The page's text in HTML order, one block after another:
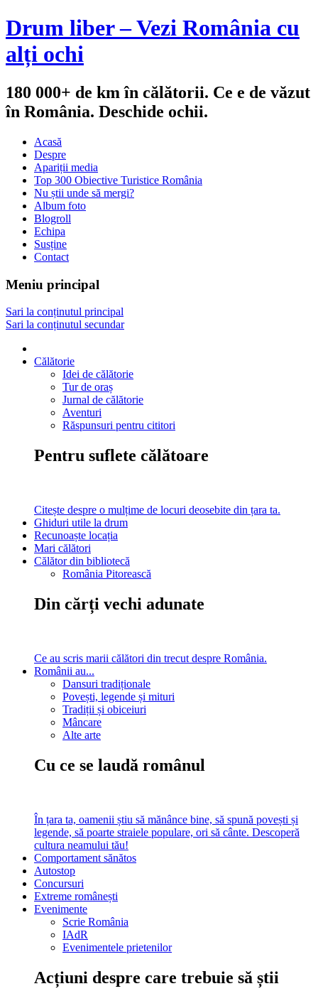
Drum liber – Vezi România cu
alți ochi
180 000+ de km în călătorii. Ce e de văzut
în România. Deschide ochii.
Acasă
Despre
Apariții media
Top 300 Obiective Turistice România
Nu știi unde să mergi?
Album foto
Blogroll
Echipa
Susține
Contact
Meniu principal
Sari la conținutul principal
Sari la conținutul secundar
Călătorie
Idei de călătorie
Tur de oraș
Jurnal de călătorie
Aventuri
Răspunsuri pentru cititori
Pentru suflete călătoare
Citește despre o mulțime de locuri deosebite din țara ta.
Ghiduri utile la drum
Recunoaște locația
Mari călători
Călător din bibliotecă
România Pitorească
Din cărți vechi adunate
Ce au scris marii călători din trecut despre România.
Românii au...
Dansuri tradiționale
Povești, legende și mituri
Tradiții și obiceiuri
Mâncare
Alte arte
Cu ce se laudă românul
În țara ta, oamenii știu să mănânce bine, să spună povești și
legende, să poarte straiele populare, ori să cânte. Descoperă
cultura neamului tău!
Comportament sănătos
Autostop
Concursuri
Extreme românești
Evenimente
Scrie România
IAdR
Evenimentele prietenilor
Acțiuni despre care trebuie să știi